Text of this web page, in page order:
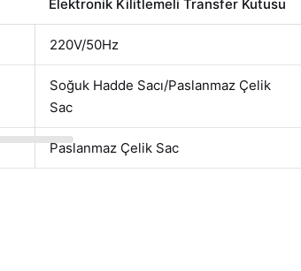
Elektronik Kilitlemeli Transfer Kutusu
220V/50Hz
Soğuk Hadde Sacı/Paslanmaz Çelik
Sac
Paslanmaz Çelik Sac